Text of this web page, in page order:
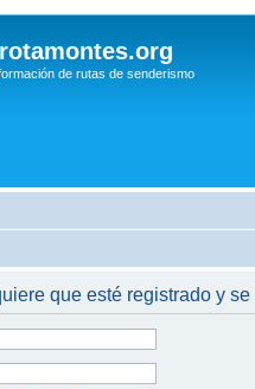
de rutas de senderismo
que esté registrado y